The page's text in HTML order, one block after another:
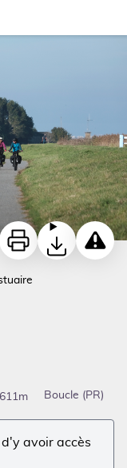
ImprimerTélécharger
Signaler
Boucle (PR)
avoir accès